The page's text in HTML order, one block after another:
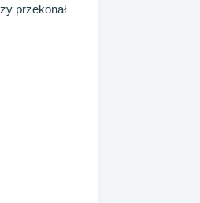
przekonał